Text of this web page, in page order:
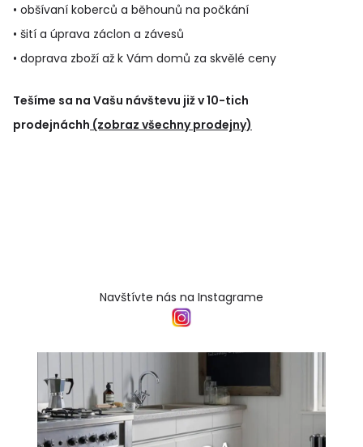
• obšívaní koberců a běhounů na počkání
• šití a úprava záclon a závesů
• doprava zboží až k Vám domů za skvělé ceny
Tešíme sa na Vašu návštevu již v 10-tich
prodejnáchh (zobraz všechny prodejny)
Navštívte nás na Instagrame